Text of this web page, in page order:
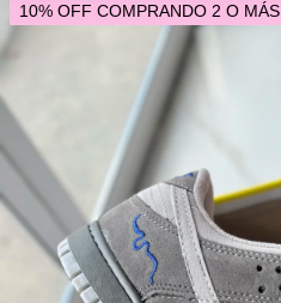
10% OFF COMPRANDO 2 O MÁS